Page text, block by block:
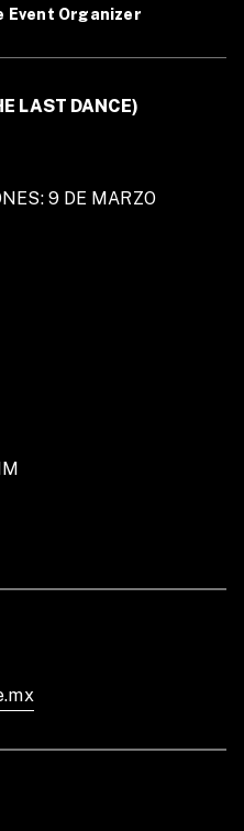
LAST DANCE)
9 DE MARZO
Event Organizer